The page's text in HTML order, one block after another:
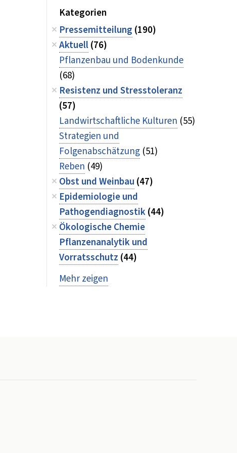
Kategorien
Pressemitteilung (190)
Aktuell(76)
Pflanzenbau und Bodenkunde
(68)
Resistenz und Stresstoleranz
(57)
Landwirtschaftliche Kulturen (55)
Strategien und
Folgenabschätzung (51)
Reben (49)
Obst und Weinbau (47)
Epidemiologie und
Pathogendiagnostik(44)
Ökologische Chemie
Pflanzenanalytik und
Vorratsschutz (44)
Mehr zeigen